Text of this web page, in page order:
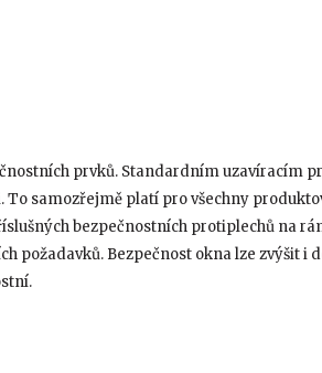
prvků. Standardním uzavíracím
samozřejmě platí pro všechny
bezpečnostních protiplechů na
požadavků. Bezpečnost okna lze zvýšit i